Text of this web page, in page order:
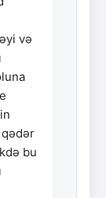
və
bu